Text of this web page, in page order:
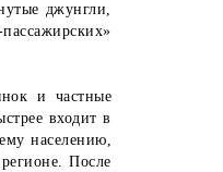
джунгли,
и частные
входит в
населению,
После